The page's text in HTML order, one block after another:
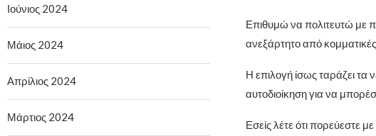
Επιθυμώ να πολιτευτώ με
ανεξάρτητο από
Η επιλογή ίσως ταράζει τα
αυτοδιοίκηση για να
Εσείς λέτε ότι πορεύεστε
Ιούνιος 2024
Μάιος 2024
Απρίλιος 2024
Μάρτιος 2024